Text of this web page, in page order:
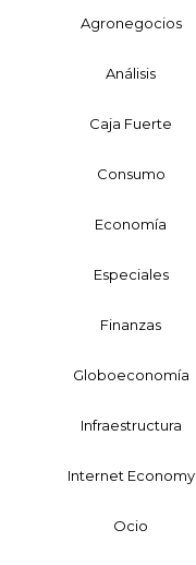
Agronegocios
Análisis
Caja Fuerte
Consumo
Economía
Especiales
Finanzas
Globoeconomía
Infraestructura
Internet Economy
Ocio